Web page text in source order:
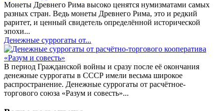
Монеты Древнего Рима высоко ценятся нумизматами самых
разных стран. Ведь монеты Древнего Рима, это и редкий
раритет, и ценный свидетель определённой исторической
эпохи...
Денежные суррогаты от...
В период Гражданской войны и сразу после её окончания
денежные суррогаты в СССР имели весьма широкое
распространение. Денежные суррогаты от расчётное-
торгового союза «Разум и совесть»...